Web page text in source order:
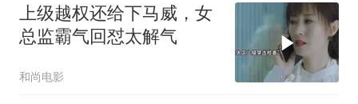
上级越权还给下马威，女
总监霸气回怼太解气
和尚电影